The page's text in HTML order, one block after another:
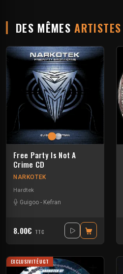
DES MÊMES ARTISTES
Free Party Is Not A
Crime CD
NARKOTEK
Hardtek
Guigoo - Kefran
8.00€ TTC
EXCLUSIVITÉ UGT